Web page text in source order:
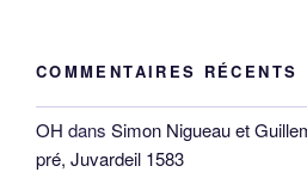
COMMENTAIRES RÉCENTS
OH dans Simon Nigueau et
pré, Juvardeil 1583